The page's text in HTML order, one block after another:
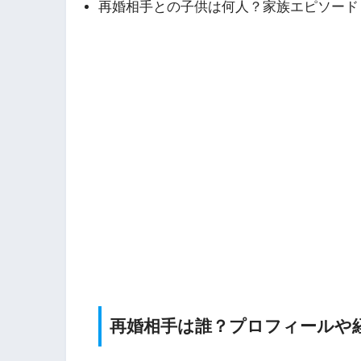
再婚相手との子供は何人？家族エピソード
再婚相手は誰？プロフィールや